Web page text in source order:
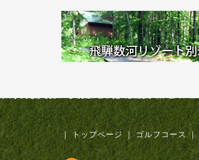
｜ トップページ ｜ ゴルフコース ｜